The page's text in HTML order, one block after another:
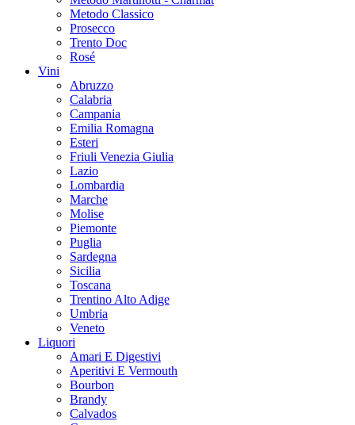
Metodo Classico
Prosecco
Trento Doc
Rosé
Vini
Abruzzo
Calabria
Campania
Emilia Romagna
Esteri
Friuli Venezia Giulia
Lazio
Lombardia
Marche
Molise
Piemonte
Puglia
Sardegna
Sicilia
Toscana
Trentino Alto Adige
Umbria
Veneto
Liquori
Amari E Digestivi
Aperitivi E Vermouth
Bourbon
Brandy
Calvados